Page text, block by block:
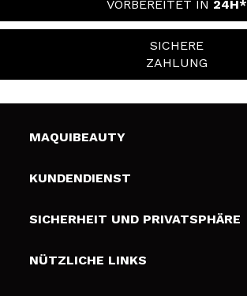
VORBEREITET IN 24H*
SICHERE
ZAHLUNG
MAQUIBEAUTY
Über uns
Geschenkkarten
KUNDENDIENST
Liefer- und Versandkosten
Zahlung
SICHERHEIT UND PRIVATSPHÄRE
Bedingungen und Datenschutz
NÜTZLICHE LINKS